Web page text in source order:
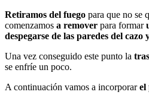
Retiramos del fuego para que no se
comenzamos a remover para formar
despegarse de las paredes del cazo
Una vez conseguido este punto la
se enfríe un poco.
A continuación vamos a incorporarel